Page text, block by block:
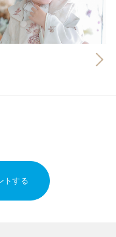
トする